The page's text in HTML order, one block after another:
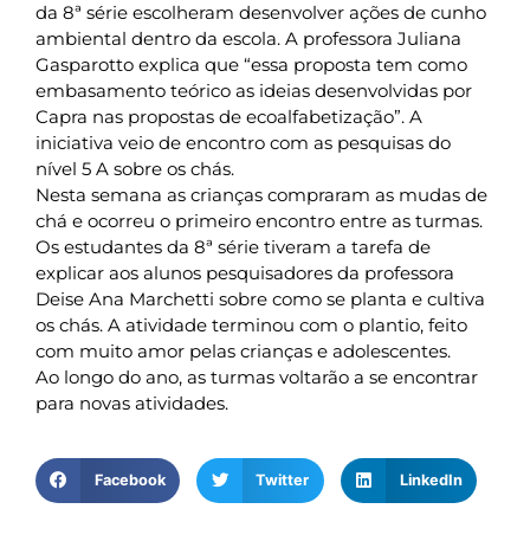
da 8ª série escolheram desenvolver ações de cunho
ambiental dentro da escola. A professora Juliana
Gasparotto explica que “essa proposta tem como
embasamento teórico as ideias desenvolvidas por
Capra nas propostas de ecoalfabetização”. A
iniciativa veio de encontro com as pesquisas do
nível 5 A sobre os chás.
Nesta semana as crianças compraram as mudas de
chá e ocorreu o primeiro encontro entre as turmas.
Os estudantes da 8ª série tiveram a tarefa de
explicar aos alunos pesquisadores da professora
Deise Ana Marchetti sobre como se planta e cultiva
os chás. A atividade terminou com o plantio, feito
com muito amor pelas crianças e adolescentes.
Ao longo do ano, as turmas voltarão a se encontrar
para novas atividades.
Facebook Twitter LinkedIn